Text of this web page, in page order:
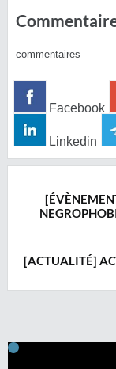
commentaires
Facebook
Linkedin
[ACTUALITÉ]